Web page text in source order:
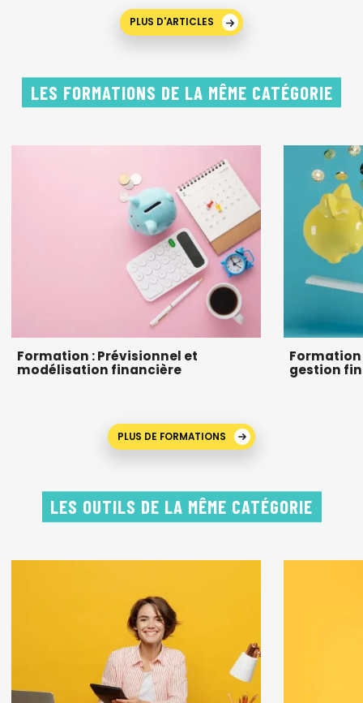
PLUS D'ARTICLES
LES FORMATIONS DE LA MÊME CATÉGORIE
Formation : Prévisionnel et
modélisation financière
gestion
PLUS DE FORMATIONS
LES OUTILS DE LA MÊME CATÉGORIE